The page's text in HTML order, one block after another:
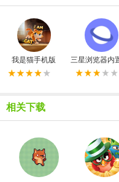
我是猫手机版 三星浏览器内
相关下载